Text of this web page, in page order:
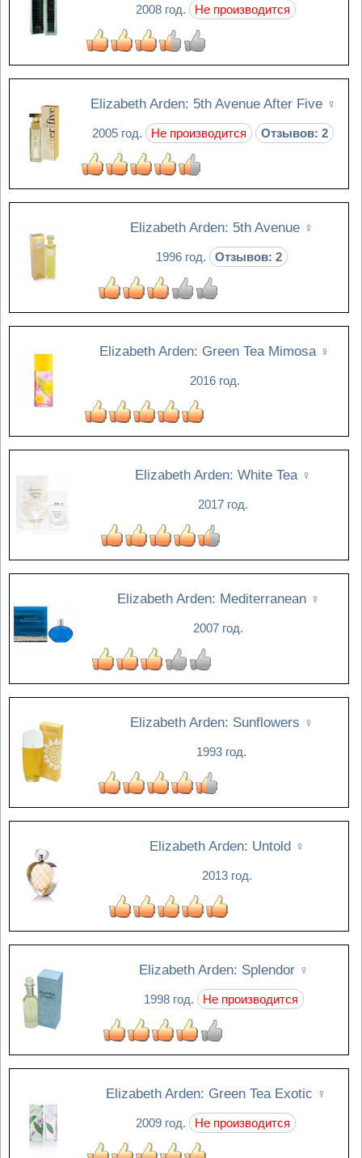
2008 год. Не производится
Elizabeth Arden: 5th Avenue After Five ♀
2005 год. Не производится Отзывов: 2
Elizabeth Arden: 5th Avenue ♀
1996 год. Отзывов: 2
Elizabeth Arden: Green Tea Mimosa ♀
2016 год.
Elizabeth Arden: White Tea ♀
2017 год.
Elizabeth Arden: Mediterranean ♀
2007 год.
Elizabeth Arden: Sunflowers ♀
1993 год.
Elizabeth Arden: Untold ♀
2013 год.
Elizabeth Arden: Splendor ♀
1998 год. Не производится
Elizabeth Arden: Green Tea Exotic ♀
2009 год. Не производится